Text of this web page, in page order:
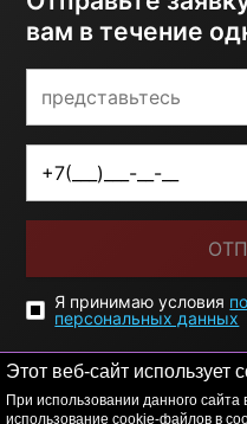
Этот веб-сайт использует
При использовании данного
использование cookie-файлов в
вам в течение
Я принимаю условия
персональных данных